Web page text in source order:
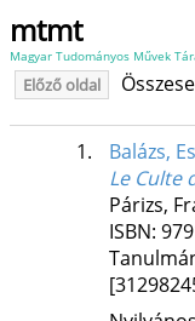
mtmt
Magyar Tudományos Művek
Előző oldal
1. Balázs,
Le Culte
Párizs,
ISBN: